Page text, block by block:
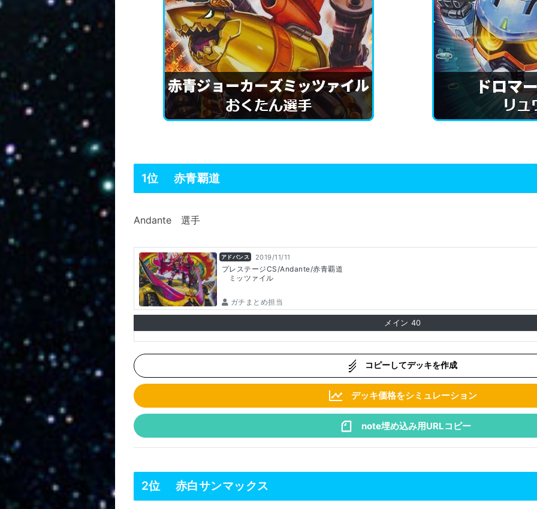
1位 赤青覇道
Andante 選手
アドバンス 2019/11/11
プレステージCS/Andante/赤青覇道
ミッツァイル
ガチまとめ担当
メイン 40
コピーしてデッキを作成
デッキ価格をシミュレーション
note埋め込み用URLコピー
2位 赤白サンマックス